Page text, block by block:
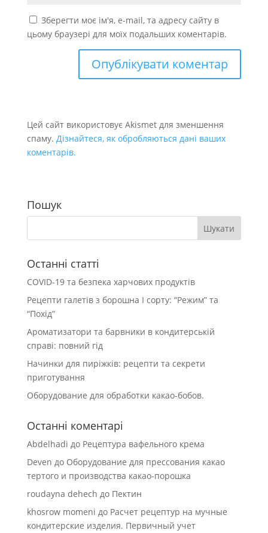
Зберегти моє ім'я, e-mail, та адресу сайту в
цьому браузері для моїх подальших коментарів.
Цей сайт використовує Akismet для зменшення
спаму. Дізнайтеся, як обробляються дані ваших
коментарів.
Пошук
Останні статті
COVID-19 та безпека харчових продуктів
Рецепти галетів з борошна І сорту: “Режим” та
“Похід”
Ароматизатори та барвники в кондитерській
справі: повний гід
Начинки для пиріжків: рецепти та секрети
приготування
Оборудование для обработки какао-бобов.
Останні коментарі
Abdelhadi до Рецептура вафельного крема
Deven до Оборудование для прессования какао
тертого и производства какао-порошка
roudayna dehech до Пектин
khosrow momeni до Расчет рецептур на мучные
кондитерские изделия. Первичный учет